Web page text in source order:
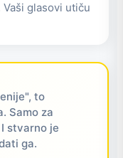
Vaši glasovi utiču
to
Samo za
stvarno je
ga.